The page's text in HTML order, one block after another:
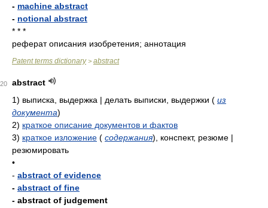
- machine abstract
- notional abstract
* * *
реферат описания изобретения; аннотация
Patent terms dictionary> abstract
20
abstract
1) выписка, выдержка | делать выписки, выдержки ( из
документа)
2) краткое описание документов и фактов
3) краткое изложение ( содержания) , конспект, резюме |
резюмировать
•
- abstract of evidence
- abstract of fine
- abstract of judgement